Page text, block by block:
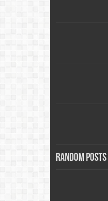
Random Posts